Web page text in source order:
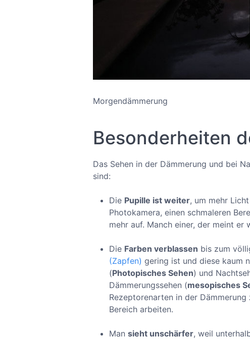
Morgendämmerung
Besonderheiten
Das Sehen in der Dämmerung und bei
sind:
Die Pupille ist weiter, um mehr
Photokamera, einen schmaleren
mehr auf. Manch einer, der meint
Die Farben verblassen bis zum
(Zapfen) gering ist und diese kaum
(Photopisches Sehen) und
Dämmerungssehen (mesopisches
Rezeptorenarten in der
Bereich arbeiten.
Man sieht unschärfer, weil